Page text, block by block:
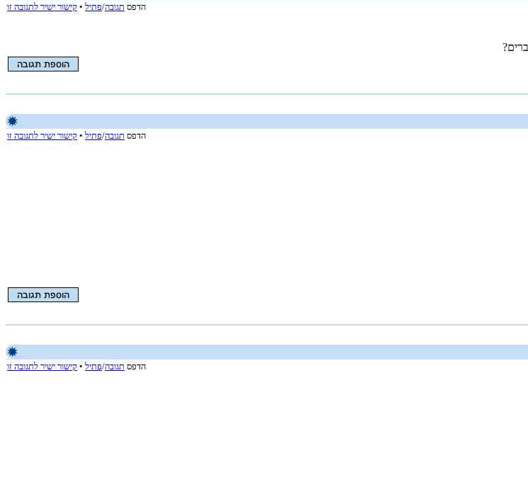
הדפס תגובה/פתיל • קישור ישיר לתגובה זו
הדפס תגובה/פתיל • קישור ישיר לתגובה זו
הדפס תגובה/פתיל • קישור ישיר לתגובה זו